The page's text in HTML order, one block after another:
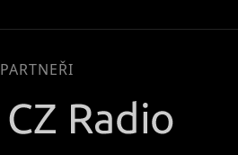
PARTNEŘI